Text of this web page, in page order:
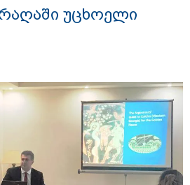
ფაქტობრივად
ოპერაცია
არის ეჭვები ვინმეს ხომ
- დაკარგული
უცხოელი